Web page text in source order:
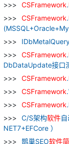
CSFramework.
CSFramework.
IDbMetalQuery
CSFramework.
DbDataUpdate接口
CSFramework.
CSFramework
CSFramework
C/S架构软件
NET7+EFCore ）
鹊巢SEO软件